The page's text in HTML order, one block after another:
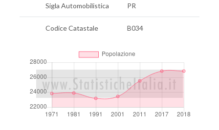
Sigla Automobilistica PR
Codice Catastale B034